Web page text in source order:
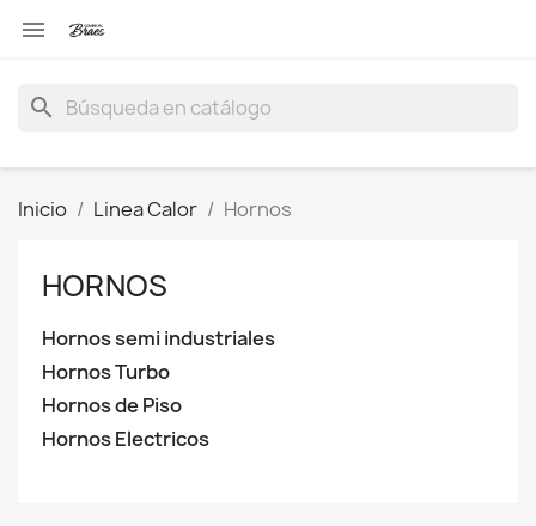

search
Inicio Linea Calor Hornos
HORNOS
Hornos semi industriales
Hornos Turbo
Hornos de Piso
Hornos Electricos